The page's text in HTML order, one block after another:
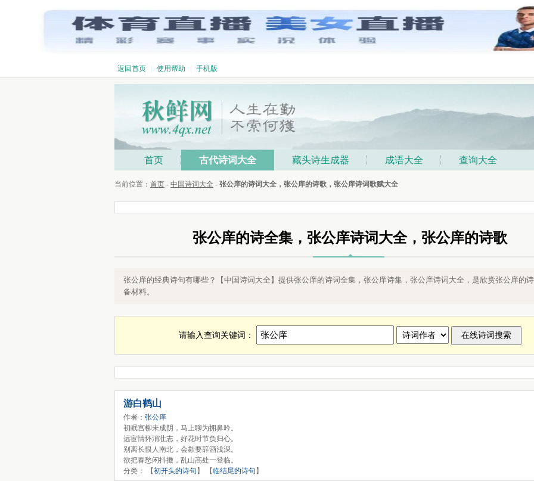
返回首页 使用帮助 手机版
首页 古代诗词大全 藏头诗生成器 成语大全 查询大全
当前位置： 首页 - 中国诗词大全 - 张公庠的诗词大全，张公庠的诗歌，张公庠诗词歌赋大全
张公庠的诗全集，张公庠诗词大全，张公庠的诗歌
张公庠的经典诗句有哪些？【中国诗词大全】提供张公庠的诗词全集，张公庠诗集，张公庠诗词大全，是欣赏张公庠的
备材料。
请输入查询关键词：
游白鹤山
作者： 张公庠
初眠宫柳未成阴，马上聊为拥鼻吟。
远宦情怀消壮志，好花时节负归心。
别离长恨人南北，会歙要辞酒浅深。
欲把春愁闲抖擞，乱山高处一登临。
分类： 【初开头的诗句】 【临结尾的诗句】